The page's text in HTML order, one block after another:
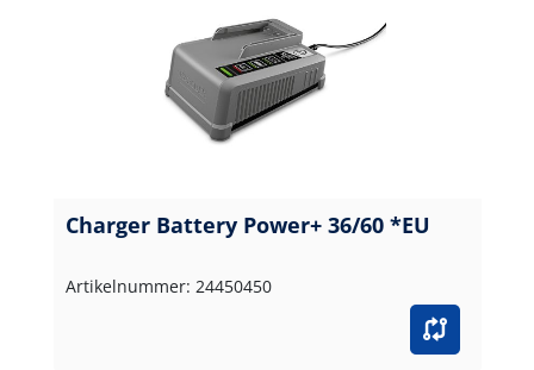
Charger Battery Power+ 36/60 *EU
Artikelnummer: 24450450